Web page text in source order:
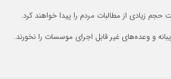
زیادی از مطالبات مردم را پیدا خواهند کرد.
و وعده‌های غیر قابل اجرای موسسات را نخورند.